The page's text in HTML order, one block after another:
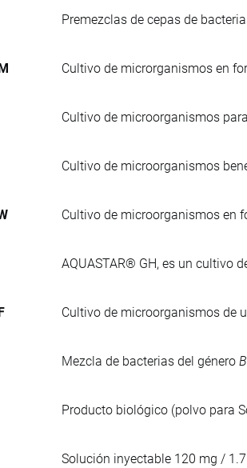
Premezclas de cepas de
Cultivo de microrganismos en
Cultivo de microorganismos
Cultivo de microorganismos
Cultivo de microorganismos en
AQUASTAR® GH, es un cultivo
Cultivo de microorganismos de
Mezcla de bacterias del género
Producto biológico (polvo para
Solución inyectable 120 mg /